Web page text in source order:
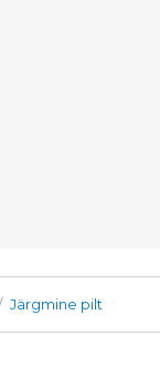
Järgmine pilt